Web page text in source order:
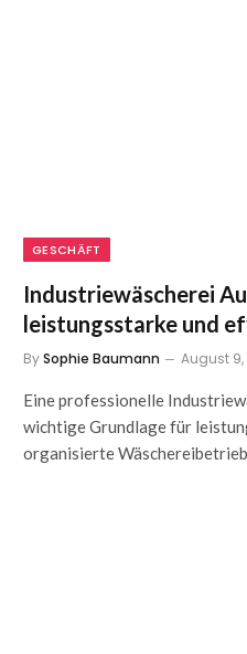
GESCHÄFT
Industriewäscherei
leistungsstarke und
BySophie Baumann August 9,
Eine professionelle
wichtige Grundlage für
organisierte